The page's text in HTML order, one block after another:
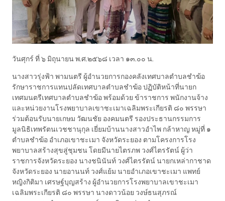
วันศุกร์ ที่ ๖ มิถุนายน พ.ศ.๒๕๖๘ เวลา ๑๓.๐๐ น.
นางสาวรุ่งฟ้า พามนตรี ผู้อำนวยการกองคลังเทศบาลตำบลชำฆ้อ
รักษาราชการแทนปลัดเทศบาลตำบลชำฆ้อ ปฏิบัติหน้าที่นายก
เทศมนตรีเทศบาลตำบลชำฆ้อ พร้อมด้วย ข้าราชการ พนักงานจ้าง
และหน่วยงานโรงพยาบาลเขาชะเมาเฉลิมพระเกียรติ ๘๐ พรรษา
ร่วมต้อนรับนายเกษม วัฒนชัย องคมนตรี รองประธานกรรมการ
มูลนิธิเทพรัตนเวชชานุกุล เยี่ยมบ้านนางสาวอำไพ กล้าหาญ หมู่ที่ ๑
ตำบลชำฆ้อ อำเภอเขาชะเมา จังหวัดระยอง ตามโครงการโรง
พยาบาลสร้างสุขสู่ชุมชน โดยมีนายไตรภพ วงศ์ไตรรัตน์ ผู้ว่า
ราชการจังหวัดระยอง นางชนินันท์ วงศ์ไตรรัตน์ นายกเหล่ากาชาด
จังหวัดระยอง นายอานนท์ วงศ์แย้ม นายอำเภอเขาชะเมา แพทย์
หญิงกิติมา เศรษฐ์บุญสร้าง ผู้อำนวยการโรงพยาบาลเขาชะเมา
เฉลิมพระเกียรติ ๘๐ พรรษา นางดาวน้อย วงษ์ธนสุภรณ์